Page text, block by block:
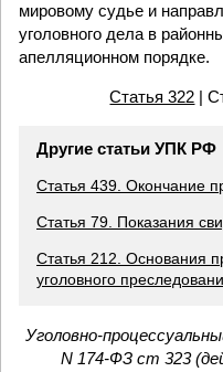
мировому судье и
уголовного дела в
апелляционном порядке.
Статья 322 |
Другие статьи УПК РФ
Статья 439. Окончание
Статья 79. Показания
Статья 212. Основания
уголовного
Уголовно-
N 174-ФЗ ст 323